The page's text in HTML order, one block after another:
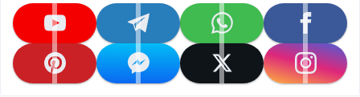
تابعنا على facebook تابعنا على whatsapp تابعنا على telegram تابعنا على youtube
تابعنا على instagram تابعنا على x تابعنا على messenger تابعنا على pinterest